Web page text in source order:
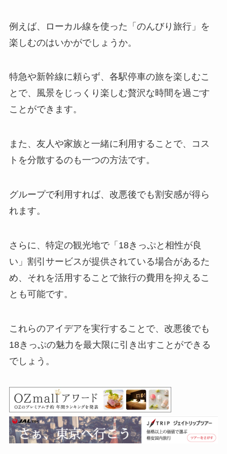
例えば、ローカル線を使った「のんびり旅行」を
楽しむのはいかがでしょうか。
特急や新幹線に頼らず、各駅停車の旅を楽しむこ
とで、風景をじっくり楽しむ贅沢な時間を過ごす
ことができます。
また、友人や家族と一緒に利用することで、コス
トを分散するのも一つの方法です。
グループで利用すれば、改悪後でも割安感が得ら
れます。
さらに、特定の観光地で「18きっぷと相性が良
い」割引サービスが提供されている場合があるた
め、それを活用することで旅行の費用を抑えるこ
とも可能です。
これらのアイデアを実行することで、改悪後でも
18きっぷの魅力を最大限に引き出すことができる
でしょう。